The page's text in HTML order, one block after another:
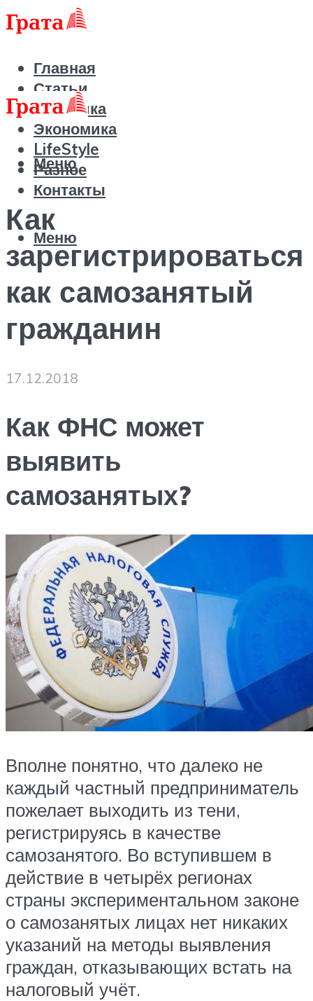
Главная
Статьи
Политика
Экономика
LifeStyle
Разное
Контакты
Меню
Меню
Как
зарегистрироваться
как самозанятый
гражданин
17.12.2018
Как ФНС может
выявить
самозанятых?
Вполне понятно, что далеко не
каждый частный предприниматель
пожелает выходить из тени,
регистрируясь в качестве
самозанятого. Во вступившем в
действие в четырёх регионах
страны экспериментальном законе
о самозанятых лицах нет никаких
указаний на методы выявления
граждан, отказывающих встать на
налоговый учёт.